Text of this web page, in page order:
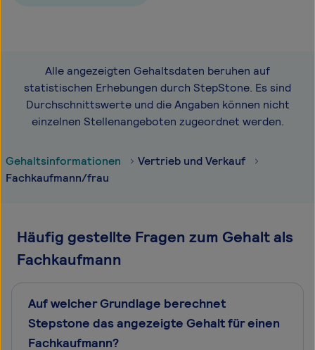
Alle angezeigten Gehaltsdaten beruhen auf
statistischen Erhebungen durch StepStone. Es sind
Durchschnittswerte und die Angaben können nicht
einzelnen Stellenangeboten zugeordnet werden.
Gehaltsinformationen
Vertrieb und Verkauf
Fachkaufmann/frau
Häufig gestellte Fragen zum Gehalt als
Fachkaufmann
Auf welcher Grundlage berechnet
Stepstone das angezeigte Gehalt für einen
Fachkaufmann?